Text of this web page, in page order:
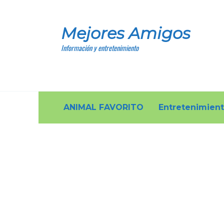
Mejores Amigos
Información y entretenimiento
ANIMAL FAVORITO